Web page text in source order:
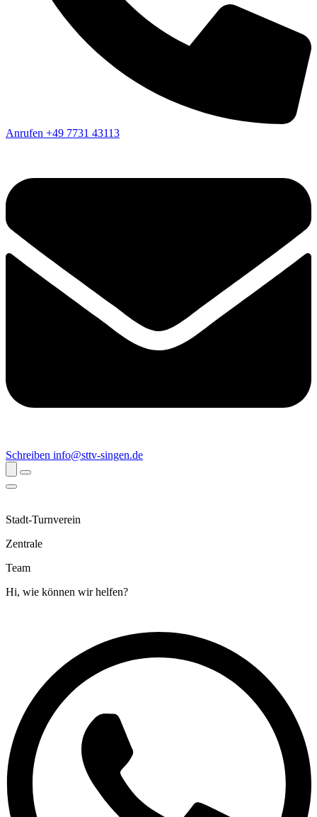
Anrufen +49 7731 43113
Schreiben info@sttv-singen.de
Stadt-Turnverein
Zentrale
Team
Hi, wie können wir helfen?